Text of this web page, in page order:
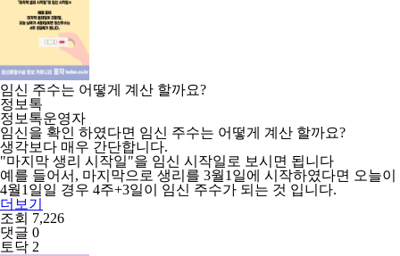
임신 주수는 어떻게 계산 할까요?
정보톡
정보톡운영자
임신을 확인 하였다면 임신 주수는 어떻게 계산 할까요?
생각보다 매우 간단합니다.
"마지막 생리 시작일"을 임신 시작일로 보시면 됩니다
예를 들어서, 마지막으로 생리를 3월1일에 시작하였다면 오늘이
4월1일일 경우 4주+3일이 임신 주수가 되는 것 입니다.
더보기
조회 7,226
댓글 0
토닥 2